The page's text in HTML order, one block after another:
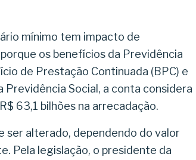
mínimo tem impacto de
os benefícios da Previdência
de Prestação Continuada (BPC) e
Social, a conta considera
63,1 bilhões na arrecadação.
ser alterado, dependendo do valor
Pela legislação, o presidente da